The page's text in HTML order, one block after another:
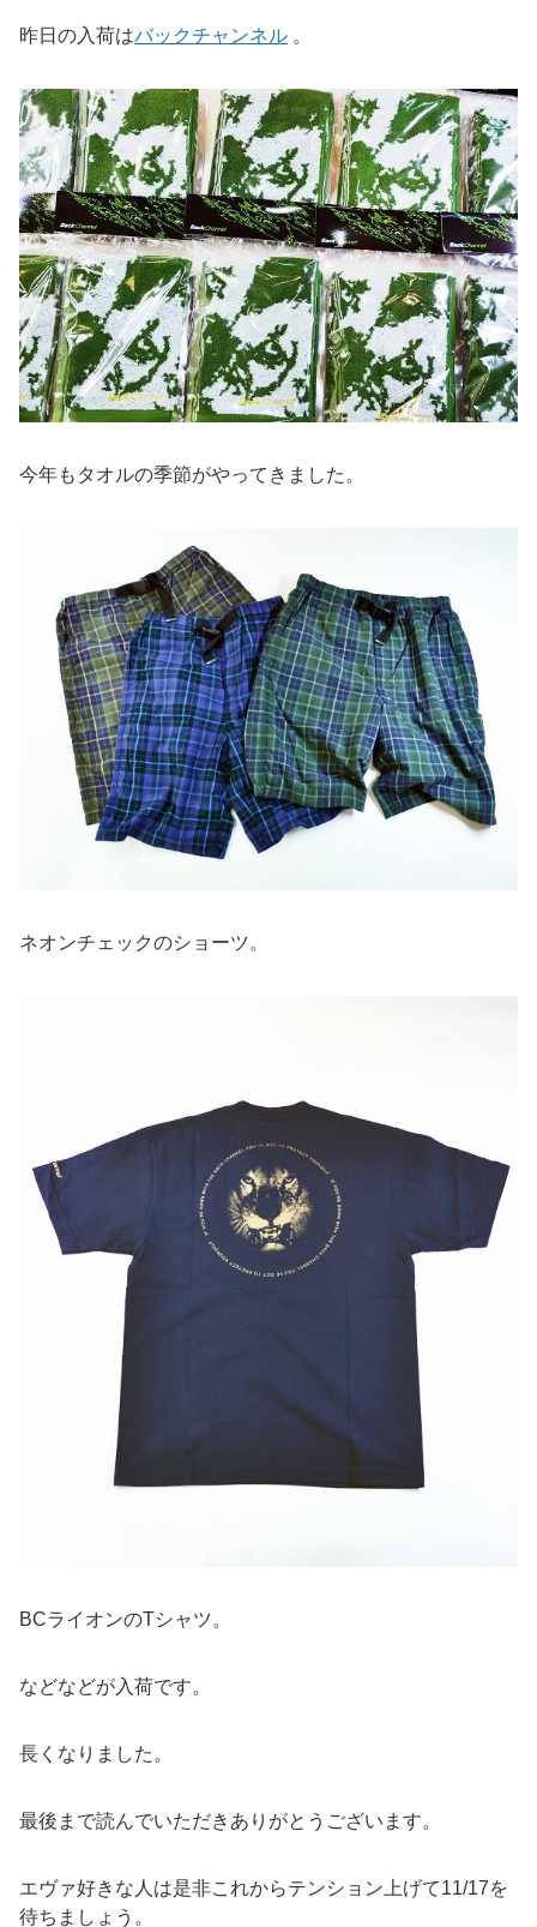
昨日の入荷はバックチャンネル 。
今年もタオルの季節がやってきました。
ネオンチェックのショーツ。
BCライオンのTシャツ。
などなどが入荷です。
長くなりました。
最後まで読んでいただきありがとうございます。
エヴァ好きな人は是非これからテンション上げて11/17を
待ちましょう。